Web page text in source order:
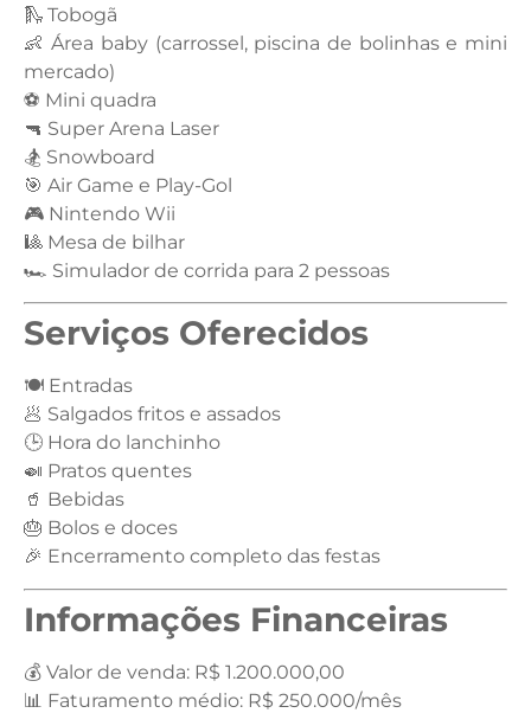
🛝 Tobogã
👶 Área baby (carrossel, piscina de bolinhas e mini
mercado)
⚽ Mini quadra
🔫 Super Arena Laser
🏂 Snowboard
🎯 Air Game e Play-Gol
🎮 Nintendo Wii
🎱 Mesa de bilhar
🏎 Simulador de corrida para 2 pessoas
Serviços Oferecidos
🍽 Entradas
🥟 Salgados fritos e assados
🕒 Hora do lanchinho
🍛 Pratos quentes
🥤 Bebidas
🎂 Bolos e doces
🎉 Encerramento completo das festas
Informações Financeiras
💰 Valor de venda: R$ 1.200.000,00
📊 Faturamento médio: R$ 250.000/mês